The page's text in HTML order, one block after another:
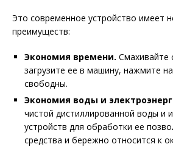
Это современное устройство имеет
преимуществ:
Экономия времени. Смахивайте
загрузите ее в машину, нажмите
свободны.
Экономия воды и
чистой дистиллированной воды и
устройств для обработки ее
средства и бережно относится к